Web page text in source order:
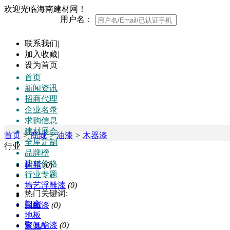
欢迎光临海南建材网！
用户名：
联系我们|
加入收藏|
设为首页
首页
新闻资讯
招商代理
企业名录
求购信息
建材展会
全屋定制
品牌榜
建材价格
行业专题
热门关键词:
门窗
地板
家具
首页 > 商城 > 油漆 > 木器漆
行业
树脂 (0)
墙艺浮雕漆 (0)
聚酯漆 (0)
聚氨酯漆 (0)